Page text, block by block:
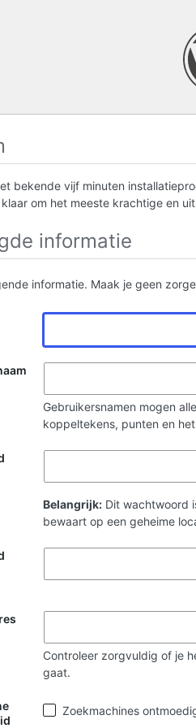
bekende vijf minuten
om het meeste krachtige en
informatie
informatie. Maak je geen
Gebruikersnamen mogen
koppeltekens, punten en
Belangrijk: Dit wachtwoord
bewaart op een geheime
Controleer zorgvuldig of je
gaat.
Zoekmachine
zichtbaarheid
Zoekmachines